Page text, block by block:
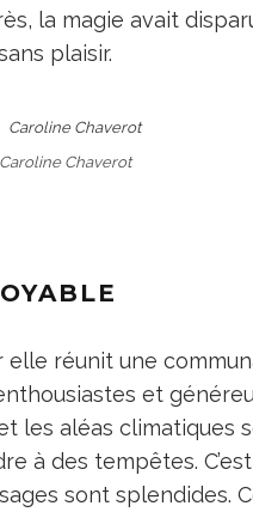
la magie avait
plaisir.
Caroline Chaverot
réunit une
et
les aléas climatiques
à des tempêtes.
sont splendides.